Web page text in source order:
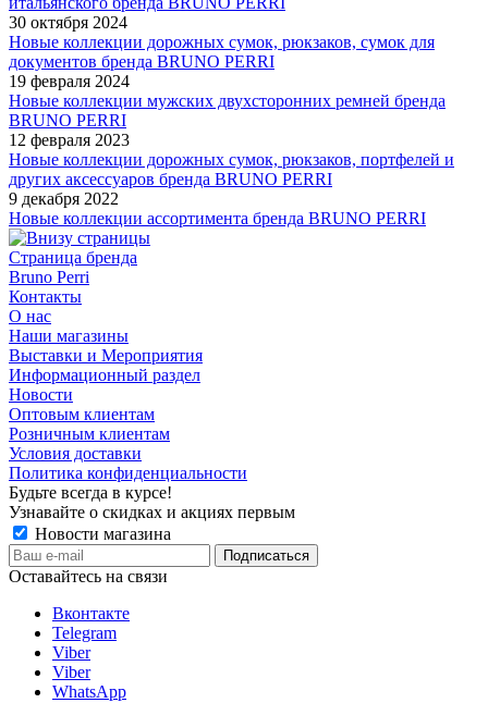
30 октября 2024
Новые коллекции дорожных сумок, рюкзаков, сумок для
документов бренда BRUNO PERRI
19 февраля 2024
Новые коллекции мужских двухсторонних ремней бренда
BRUNO PERRI
12 февраля 2023
Новые коллекции дорожных сумок, рюкзаков, портфелей и
других аксессуаров бренда BRUNO PERRI
9 декабря 2022
Новые коллекции ассортимента бренда BRUNO PERRI
Страница бренда
Bruno Perri
Контакты
О нас
Наши магазины
Выставки и Мероприятия
Информационный раздел
Новости
Оптовым клиентам
Розничным клиентам
Условия доставки
Политика конфиденциальности
Будьте всегда в курсе!
Узнавайте о скидках и акциях первым
Новости магазина
Оставайтесь на связи
Вконтакте
Telegram
Viber
Viber
WhatsApp